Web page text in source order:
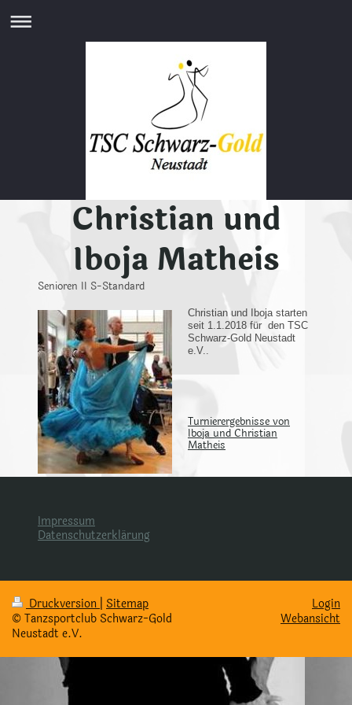
Christian und
Iboja Matheis
Senioren II S-Standard
Christian und Iboja starten
seit 1.1.2018 für den TSC
Schwarz-Gold Neustadt
e.V..
Turnierergebnisse von
Iboja und Christian
Matheis
Impressum
Datenschutzerklärung
Druckversion
Sitemap
© Tanzsportclub Schwarz-Gold
Neustadt e.V.
Login
Webansicht